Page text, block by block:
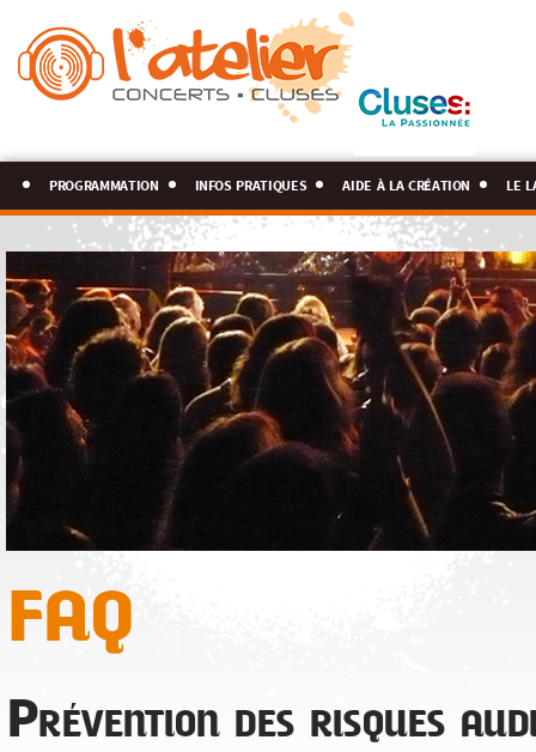
programmation infos pratiques aide à la création le
FAQ
Prévention des risques